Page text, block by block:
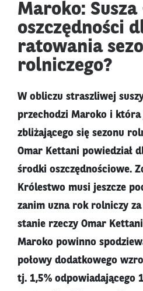
Maroko: Susza
oszczędności
ratowania
rolniczego?
W obliczu straszliwej
przechodzi Maroko i która
zbliżającego się sezonu
Omar Kettani powiedział
środki oszczędnościowe.
Królestwo musi jeszcze
zanim uzna rok rolniczy
stanie rzeczy Omar
Maroko powinno
połowy dodatkowego
tj. 1,5% odpowiadającego